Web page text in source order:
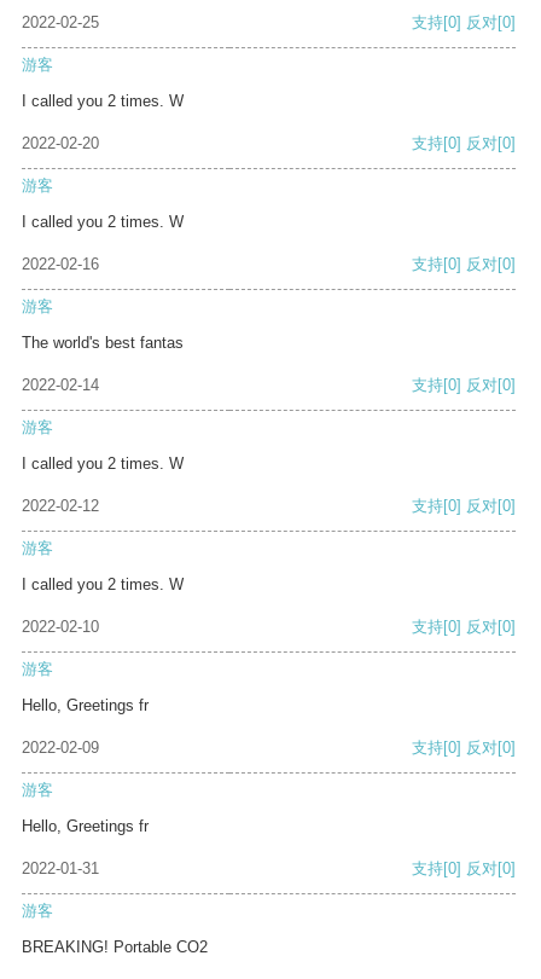
2022-02-25 支持[0] 反对[0]
游客
I called you 2 times. W
2022-02-20 支持[0] 反对[0]
游客
I called you 2 times. W
2022-02-16 支持[0] 反对[0]
游客
The world's best fantas
2022-02-14 支持[0] 反对[0]
游客
I called you 2 times. W
2022-02-12 支持[0] 反对[0]
游客
I called you 2 times. W
2022-02-10 支持[0] 反对[0]
游客
Hello, Greetings fr
2022-02-09 支持[0] 反对[0]
游客
Hello, Greetings fr
2022-01-31 支持[0] 反对[0]
游客
BREAKING! Portable CO2